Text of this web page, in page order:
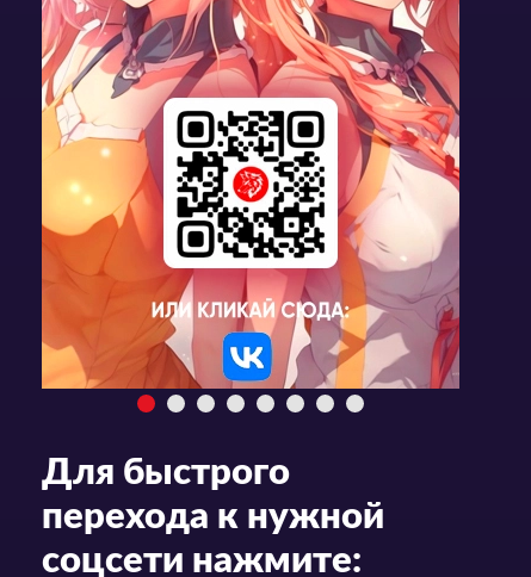
Для быстрого
перехода к нужной
соцсети нажмите: